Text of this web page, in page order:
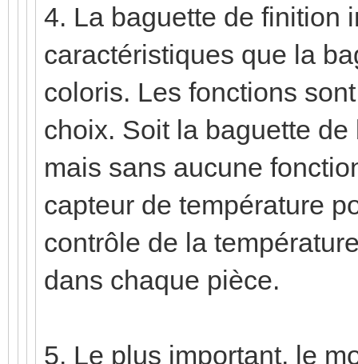
4. La baguette de finition
caractéristiques que la
coloris. Les fonctions
choix. Soit la baguette
mais sans aucune
capteur de température
contrôle de la
dans chaque pièce.
5. Le plus important, le